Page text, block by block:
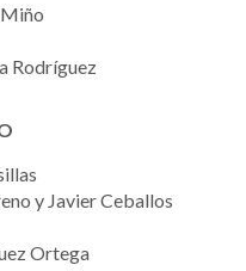
Rodríguez
y Javier Ceballos
Ortega